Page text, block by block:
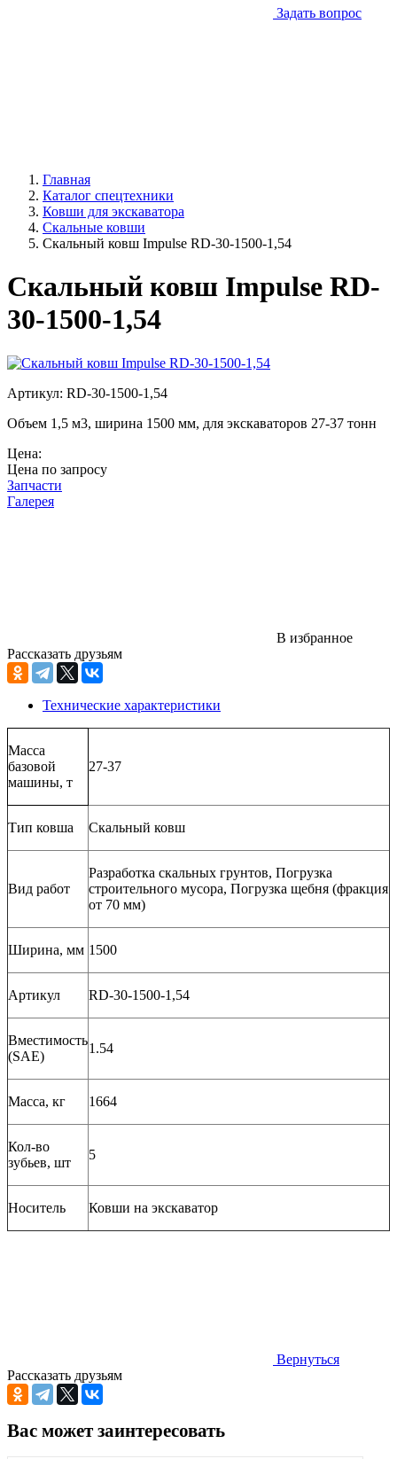
Задать вопрос
Главная
Каталог спецтехники
Ковши для экскаватора
Скальные ковши
Скальный ковш Impulse RD-30-1500-1,54
Скальный ковш Impulse RD-
30-1500-1,54
Артикул: RD-30-1500-1,54
Объем 1,5 м3, ширина 1500 мм, для экскаваторов 27-37 тонн
Цена:
Цена по запросу
Запчасти
Галерея
В избранное
Рассказать друзьям
Технические характеристики
Масса
базовой
машины, т
27-37
Тип ковша Скальный ковш
Вид работ
Разработка скальных грунтов, Погрузка
строительного мусора, Погрузка щебня (фракция
от 70 мм)
Ширина, мм 1500
Артикул RD-30-1500-1,54
Вместимость
(SAE)
1.54
Масса, кг 1664
Кол-во
зубьев, шт
5
Носитель Ковши на экскаватор
Вернуться
Рассказать друзьям
Вас может заинтересовать